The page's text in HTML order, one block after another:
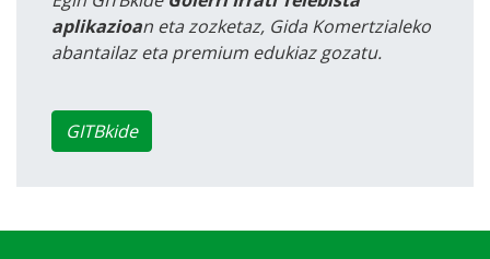
aplikazioan eta zozketaz, Gida Komertzialeko
abantailaz eta premium edukiaz gozatu.
GITBkide